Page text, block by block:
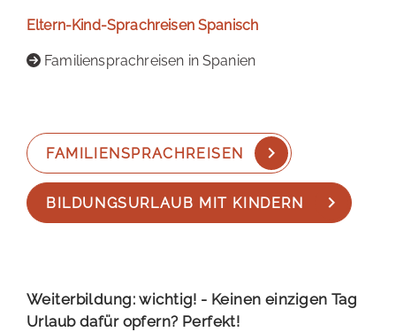
Eltern-Kind-Sprachreisen Spanisch
Familiensprachreisen in Spanien
FAMILIENSPRACHREISEN
BILDUNGSURLAUB MIT KINDERN
Weiterbildung: wichtig! - Keinen einzigen Tag
Urlaub dafür opfern? Perfekt!